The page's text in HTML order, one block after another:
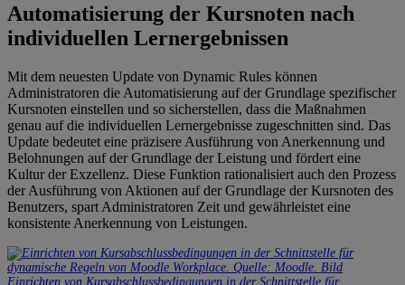
Automatisierung der Kursnoten nach
individuellen Lernergebnissen
Mit dem neuesten Update von Dynamic Rules können
Administratoren die Automatisierung auf der Grundlage spezifischer
Kursnoten einstellen und so sicherstellen, dass die Maßnahmen
genau auf die individuellen Lernergebnisse zugeschnitten sind. Das
Update bedeutet eine präzisere Ausführung von Anerkennung und
Belohnungen auf der Grundlage der Leistung und fördert eine
Kultur der Exzellenz. Diese Funktion rationalisiert auch den Prozess
der Ausführung von Aktionen auf der Grundlage der Kursnoten des
Benutzers, spart Administratoren Zeit und gewährleistet eine
konsistente Anerkennung von Leistungen.
Einrichten von Kursabschlussbedingungen in der Schnittstelle für